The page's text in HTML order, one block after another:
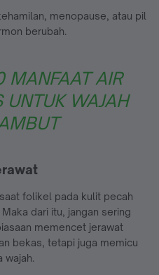
menopause, atau pil
berubah.
MANFAAT AIR
UNTUK WAJAH
folikel pada kulit pecah
dari itu, jangan sering
memencet jerawat
bekas, tetapi juga memicu
wajah.